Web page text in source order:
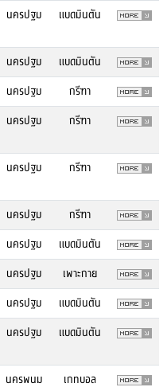
นครปฐม แบดมินตัน
นครปฐม
แบดมินตัน
นครปฐม
กรีฑา
นครปฐม กรีฑา
นครปฐม กรีฑา
นครปฐม
กรีฑา
นครปฐม
แบดมินตัน
นครปฐม
เพาะกาย
นครปฐม
แบดมินตัน
นครปฐม แบดมินตัน
นครพนม
เกทบอล